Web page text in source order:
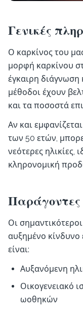
Γενικές
Ο καρκίνος του
μορφή καρκίνου
έγκαιρη διάγνωση
μέθοδοι έχουν
και τα ποσοστά
Αν και
των 50 ετών,
νεότερες ηλικίες,
κληρονομική
Παράγοντες
Οι
αυξημένο
είναι:
Αυξανόμενη
Οικογενειακό
ωοθηκών